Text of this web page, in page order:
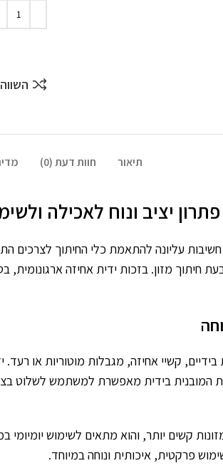
השווה
תיאור חוות דעת (0)
יציב ונוח לאכילה
עליונה להתאמת כלי החיתוך לצרכים
חיתוך מזון. בזכות ידית אחיזה ארגונומית,
קשיי אחיזה, מגבלות מוטוריות או
בידית מאפשרת למשתמש לשלוט
קשים יותר, והוא מתאים לשימוש
פרקטית, איכותית ונוחה במיוחד.